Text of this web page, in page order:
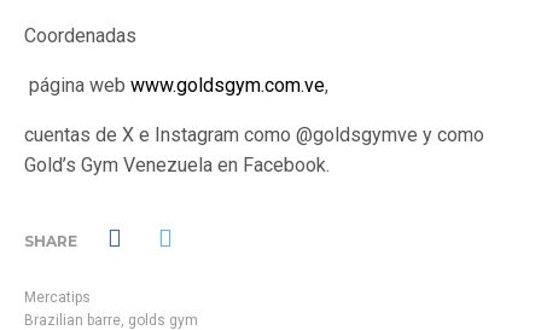
Coordenadas
página web www.goldsgym.com.ve,
cuentas de X e Instagram como @goldsgymve y como
Gold’s Gym Venezuela en Facebook.
SHARE
Mercatips
Brazilian barre, golds gym